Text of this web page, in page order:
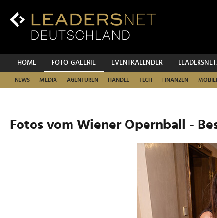
Inhalt
Hauptnavigation
HOME FOTO-GALERIE EVENTKALENDER
NEWS MEDIA AGENTUREN HANDEL TECH FINANZEN
Fotos vom Wiener Opernball -